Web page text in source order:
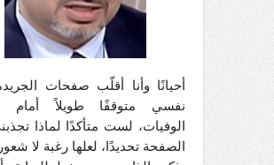
أحيانًا وأنا أقلّب صفحات
نفسي متوقفًا طويلاً أمام
الوفيات، لست متأكدًا لماذا
الصفحة تحديدًا، لعلها رغبة لا